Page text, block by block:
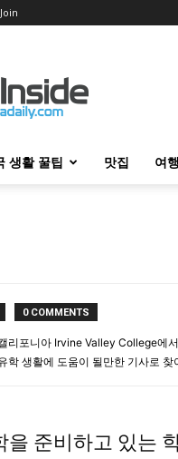
생활 꿀팁 맛집 여행
0 COMMENTS
리포니아 Irvine Valley College에
학 생활에 도움이 될만한 기사로
을 준비하고 있는